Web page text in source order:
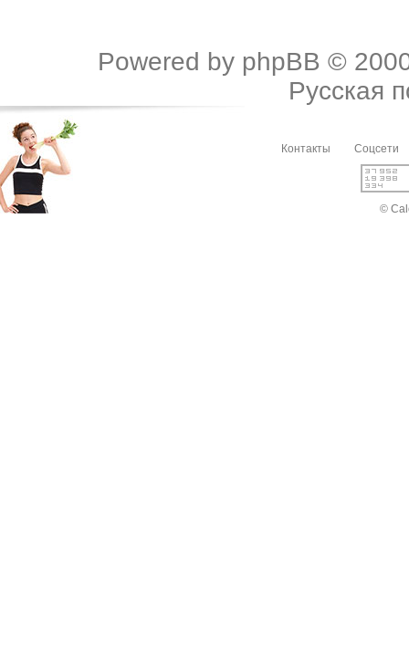
Powered by phpBB ©
Русская
Контакты Соцсети
©